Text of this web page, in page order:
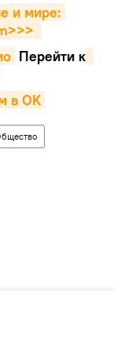
и мире:
Перейти к
в OK